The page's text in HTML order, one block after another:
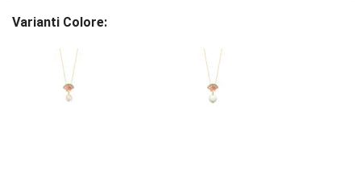
Varianti Colore: